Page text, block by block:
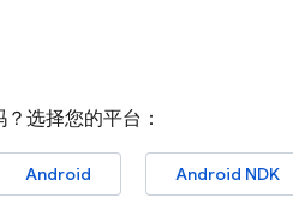
选择您的平台：
Android Android NDK